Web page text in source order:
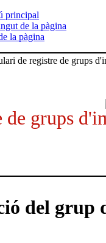
principal
de la pàgina
la pàgina
de grups
del grup